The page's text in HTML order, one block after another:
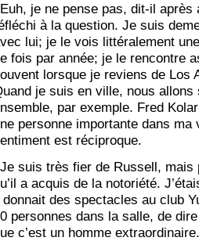
je ne pense pas, dit-il après
à la question. Je suis
lui; je le vois littéralement
fois par année; je le rencontre
lorsque je reviens de Los
je suis en ville, nous allons
par exemple. Fred
personne importante dans ma
est réciproque.
suis très fier de Russell, mais
a acquis de la notoriété.
donnait des spectacles au club
personnes dans la salle, de
c’est un homme